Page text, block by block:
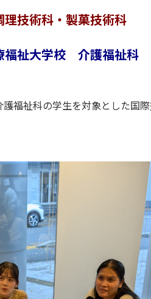
技術科・製菓技術科
福祉大学校 介護福祉科
福祉科の学生を対象とした国